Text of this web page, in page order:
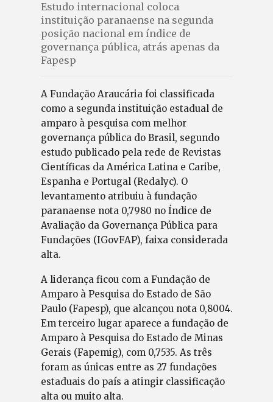
Estudo internacional coloca
instituição paranaense na segunda
posição nacional em índice de
governança pública, atrás apenas da
Fapesp
A Fundação Araucária foi classificada
como a segunda instituição estadual de
amparo à pesquisa com melhor
governança pública do Brasil, segundo
estudo publicado pela rede de Revistas
Científicas da América Latina e Caribe,
Espanha e Portugal (Redalyc). O
levantamento atribuiu à fundação
paranaense nota 0,7980 no Índice de
Avaliação da Governança Pública para
Fundações (IGovFAP), faixa considerada
alta.
A liderança ficou com a Fundação de
Amparo à Pesquisa do Estado de São
Paulo (Fapesp), que alcançou nota 0,8004.
Em terceiro lugar aparece a fundação de
Amparo à Pesquisa do Estado de Minas
Gerais (Fapemig), com 0,7535. As três
foram as únicas entre as 27 fundações
estaduais do país a atingir classificação
alta ou muito alta.